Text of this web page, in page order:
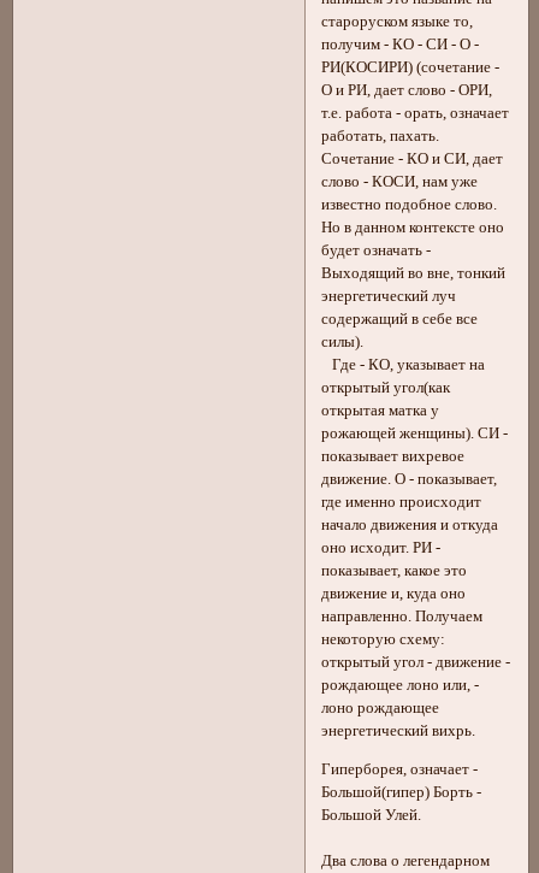
староруском языке то,
получим - КО - СИ - О -
РИ(КОСИРИ) (сочетание -
О и РИ, дает слово - ОРИ,
т.е. работа - орать, означает
работать, пахать.
Сочетание - КО и СИ, дает
слово - КОСИ, нам уже
известно подобное слово.
Но в данном контексте оно
будет означать -
Выходящий во вне, тонкий
энергетический луч
содержащий в себе все
силы).
Где - КО, указывает на
открытый угол(как
открытая матка у
рожающей женщины). СИ -
показывает вихревое
движение. О - показывает,
где именно происходит
начало движения и откуда
оно исходит. РИ -
показывает, какое это
движение и, куда оно
направленно. Получаем
некоторую схему:
открытый угол - движение -
рождающее лоно или, -
лоно рождающее
энергетический вихрь.
Гиперборея, означает -
Большой(гипер) Борть -
Большой Улей.
Два слова о легендарном